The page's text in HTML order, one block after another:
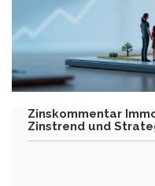
Zinskommentar
Zinstrend und